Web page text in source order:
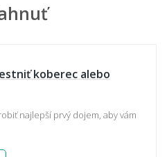
koberec alebo
najlepší prvý dojem, aby vám